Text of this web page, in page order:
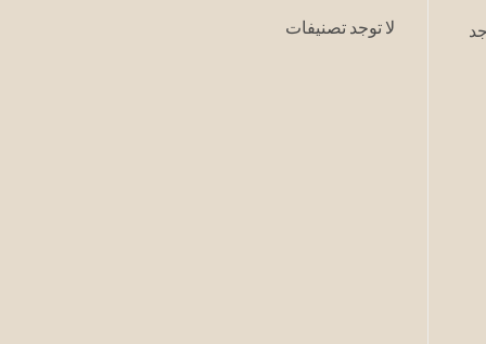
لا توجد تصنيفات